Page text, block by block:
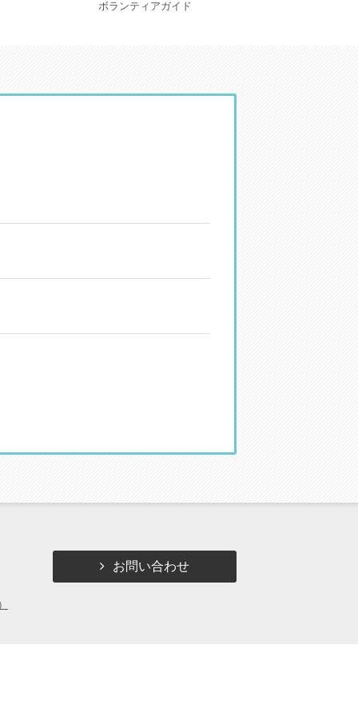
ボランティアガイド
お問い合わせ